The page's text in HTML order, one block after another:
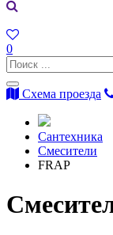
0
Схема проезда
Сантехника
Смесители
FRAP